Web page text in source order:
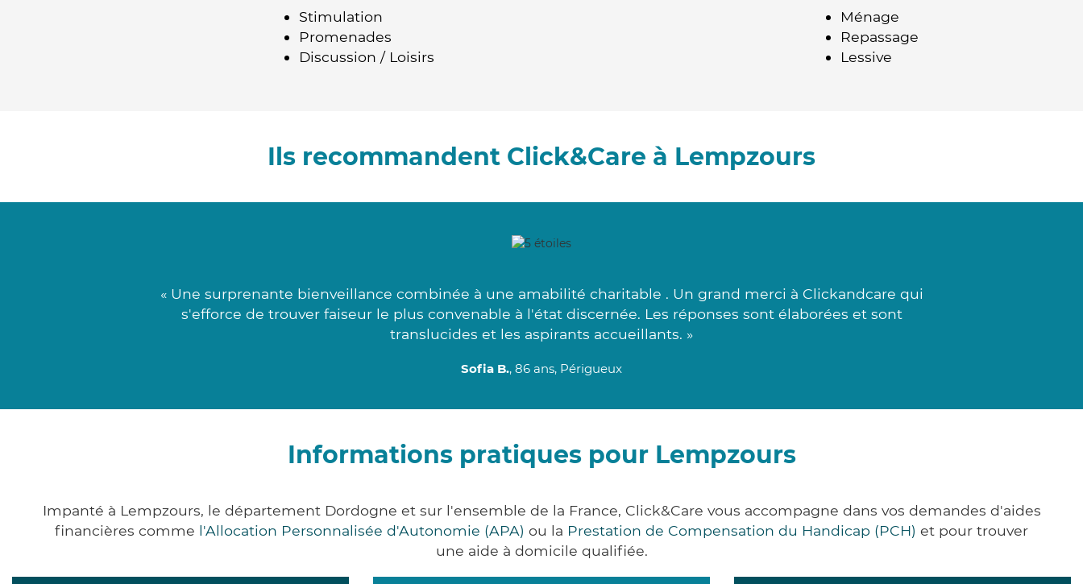
Stimulation
Promenades
Discussion / Loisirs
Ménage
Repassage
Lessive
Ils recommandent Click&Care à Lempzours
« Une surprenante bienveillance combinée à une amabilité charitable . Un grand merci à Clickandcare qui
s'efforce de trouver faiseur le plus convenable à l'état discernée. Les réponses sont élaborées et sont
translucides et les aspirants accueillants. »
Sofia B., 86 ans, Périgueux
Informations pratiques pour Lempzours
Impanté à Lempzours, le département Dordogne et sur l'ensemble de la France, Click&Care vous accompagne dans vos demandes d'aides
financières comme l'Allocation Personnalisée d'Autonomie (APA) ou la Prestation de Compensation du Handicap (PCH) et pour trouver
une aide à domicile qualifiée.